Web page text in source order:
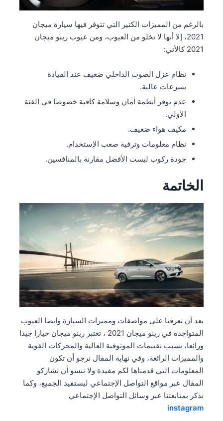
بالرغم من المميزات الكتير التي تتوفر فيها سيارة ميجان
2021، إلا أنها لا تخلو من العيوب، ومن عيوب رينو ميجان
2021 كالأتي:
نظام عزل الصوت الداخلي ضعيف عند القيادة
بسرعات عالية.
عدم توفر أنظمة أمان وسلامة كافية خصوصا في الفئة
الأولي.
مكيف هواء ضعيف.
نظام معلومات وترفية صعب الإستخدام.
جودة ركوب ليست الأفضل مقارنة بالمنافسين.
الخاتمة
بعد أن تعرفنا على مواصفات ومميزات السيارة وايضا العيوب
المتواجدة في رينو ميجان 2021 ، تعتبر رينو ميجان خيارا جيدا
ورائعا، بسبب تقييمات الموثوقية العالية والمحركات القوية
والمميزات الرائعة، وفي نهاية المقال نرجو أن تكون
المعلومات التي قدمناها لكم مفيدة ولا تنسو أن تشاركو
المقال عبر مواقع التواصل الإجتماعي ليستفيد الجميع، وكما
نذكر بمتابعتنا عبر وسائل التواصل الإجتماعي
instagram